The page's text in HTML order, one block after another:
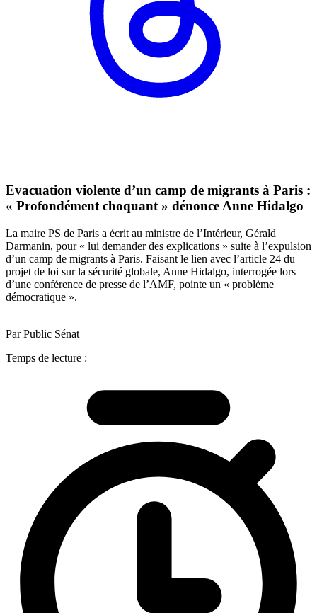
Evacuation violente d’un camp de migrants à Paris :
« Profondément choquant » dénonce Anne Hidalgo
La maire PS de Paris a écrit au ministre de l’Intérieur, Gérald
Darmanin, pour « lui demander des explications » suite à l’expulsion
d’un camp de migrants à Paris. Faisant le lien avec l’article 24 du
projet de loi sur la sécurité globale, Anne Hidalgo, interrogée lors
d’une conférence de presse de l’AMF, pointe un « problème
démocratique ».
Par Public Sénat
Temps de lecture :